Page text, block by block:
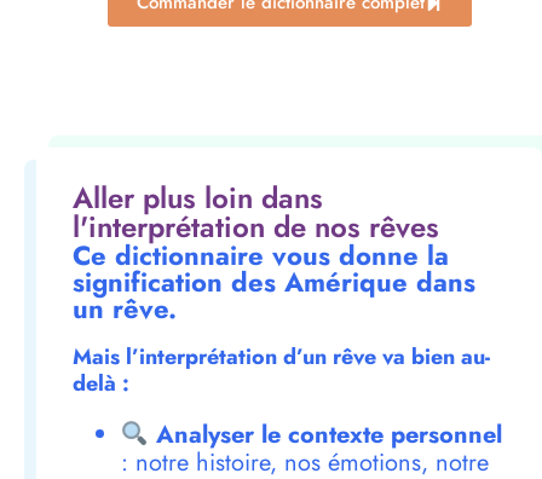
Aller plus loin dans
l'interprétation de nos rêves
Ce dictionnaire vous donne la
signification des Amérique dans
un rêve.
Mais l’interprétation d’un rêve va bien au-
delà :
Analyser le contexte personnel
: notre histoire, nos émotions, notre